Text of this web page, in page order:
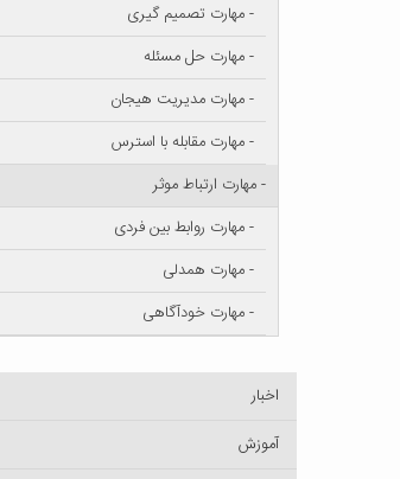
- مهارت تصمیم گیری
- مهارت حل مسئله
- مهارت مدیریت هیجان
- مهارت مقابله با استرس
- مهارت ارتباط موثر
- مهارت روابط بین فردی
- مهارت همدلی
- مهارت خودآگاهی
اخبار
آموزش